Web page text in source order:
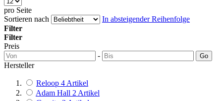
pro Seite
Sortieren nach
In absteigender Reihenfolge
Filter
Filter
Preis
-
Go
Hersteller
Reloop 4 Artikel
Adam Hall 2 Artikel